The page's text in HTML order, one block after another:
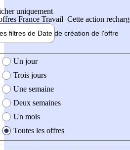
uniquement
France Travail Cette action
filtres de Date de création de l'offre
création de l'offre
Un jour
Trois jours
Une semaine
Deux semaines
Un mois
Toutes les offres